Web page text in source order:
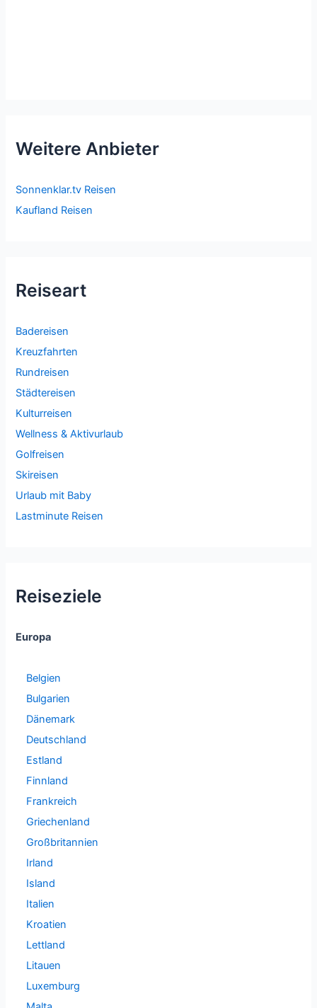
Weitere Anbieter
Sonnenklar.tv Reisen
Kaufland Reisen
Reiseart
Badereisen
Kreuzfahrten
Rundreisen
Städtereisen
Kulturreisen
Wellness & Aktivurlaub
Golfreisen
Skireisen
Urlaub mit Baby
Lastminute Reisen
Reiseziele
Europa
Belgien
Bulgarien
Dänemark
Deutschland
Estland
Finnland
Frankreich
Griechenland
Großbritannien
Irland
Island
Italien
Kroatien
Lettland
Litauen
Luxemburg